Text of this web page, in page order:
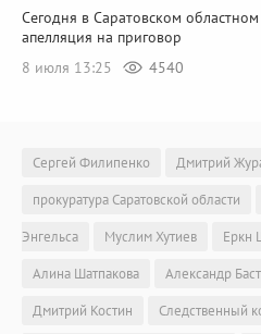
Сегодня в Саратовском
апелляция на приговор
8 июля 13:25
4540
Сергей Филипенко
Дмитрий
прокуратура Саратовской области
Энгельса
Муслим Хутиев
Еркн
Алина Шатпакова
Александр
Дмитрий Костин
Следственный